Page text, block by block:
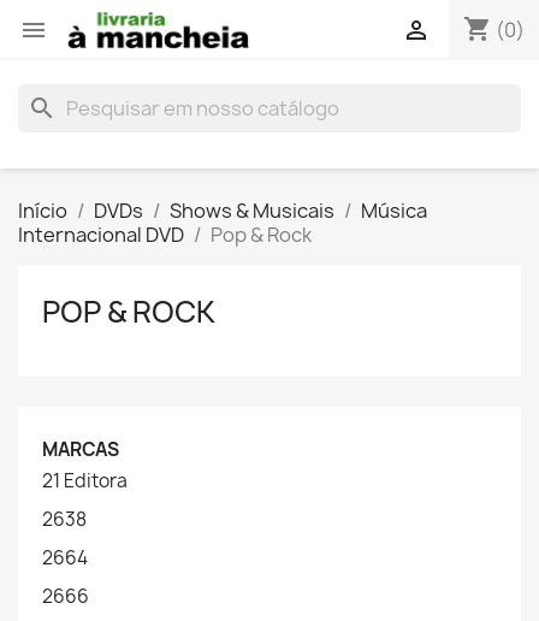
 shopping_cart (0)

search
Início DVDs Shows & Musicais
Música
Internacional DVD
Pop & Rock
POP & ROCK
MARCAS
21 Editora
2638
2664
2666